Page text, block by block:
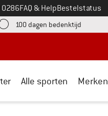
FAQ & HelpBestelstatus
in een infovak
100 dagen bedenktijd Vind
Alle sporten Merken